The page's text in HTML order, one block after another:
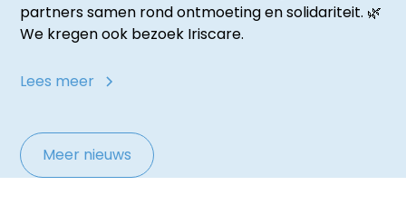
partners samen rond ontmoeting en solidariteit. 🌿
We kregen ook bezoek Iriscare.
Lees meer
Meer nieuws